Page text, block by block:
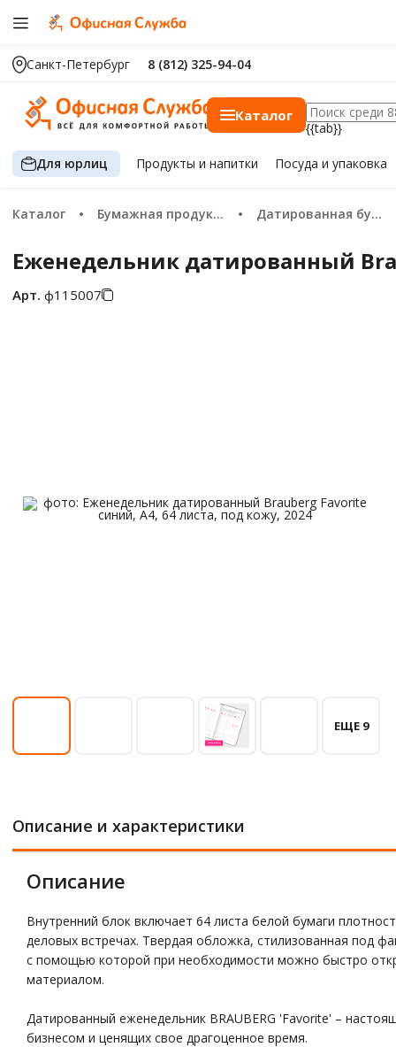
Санкт-Петербург 8 (812) 325-94-04
Каталог
{{tab}}
Для юрлиц Продуктыи напитки Посуда и упаковка
Каталог Бумажная продукция Датированная бумажная продукция 2026
Еженедельник датированный
Арт. ф115007
ЕЩЕ 9
Описание и характеристики
Описание
Внутренний блок включает 64 листа белой бумаги
деловых встречах. Твердая обложка, стилизованная под
с помощью которой при необходимости можно быстро
материалом.
Датированный еженедельник BRAUBERG 'Favorite' –
бизнесом и ценящих свое драгоценное время.